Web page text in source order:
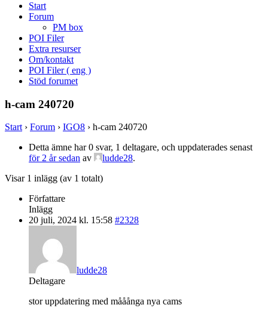
Start
Forum
PM box
POI Filer
Extra resurser
Om/kontakt
POI Filer ( eng )
Stöd forumet
h-cam 240720
Start › Forum › IGO8 › h-cam 240720
Detta ämne har 0 svar, 1 deltagare, och uppdaterades senast
för 2 år sedan av ludde28.
Visar 1 inlägg (av 1 totalt)
Författare
Inlägg
20 juli, 2024 kl. 15:58 #2328
ludde28
Deltagare
stor uppdatering med mååånga nya cams